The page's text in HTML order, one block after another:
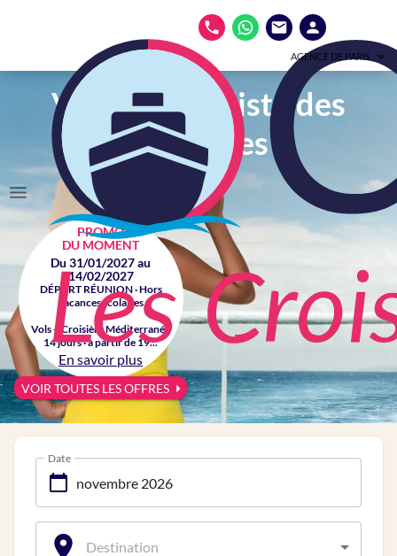
AGENCE DE PARIS
Votre spécialiste des
croisières
PROMO
DU MOMENT
Du 31/01/2027 au
14/02/2027
DÉPART RÉUNION · Hors
vacances scolaires
Vols + Croisière Méditerranée
14 jours · à partir de 19...
En savoir plus
VOIR TOUTES LES OFFRES
Date
Destination